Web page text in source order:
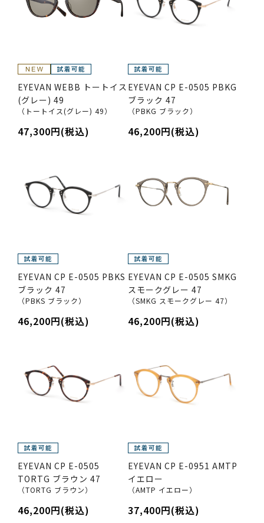
EYEVAN WEBB トートイス
(グレー) 49
（トートイス(グレー) 49）
47,300円(税込)
EYEVAN CP E-0505 PBKG
ブラック 47
（PBKG ブラック）
46,200円(税込)
EYEVAN CP E-0505 PBKS
ブラック 47
（PBKS ブラック）
46,200円(税込)
EYEVAN CP E-0505 SMKG
スモークグレー 47
（SMKG スモークグレー 47）
46,200円(税込)
EYEVAN CP E-0505
TORTG ブラウン 47
（TORTG ブラウン）
46,200円(税込)
EYEVAN CP E-0951 AMTP
イエロー
（AMTP イエロー）
37,400円(税込)